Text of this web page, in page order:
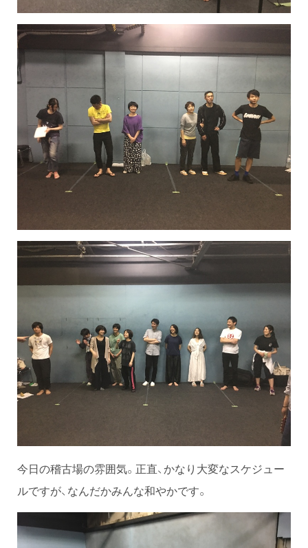
今日の稽古場の雰囲気。正直、かなり大変なスケジュー
ルですが、なんだかみんな和やかです。